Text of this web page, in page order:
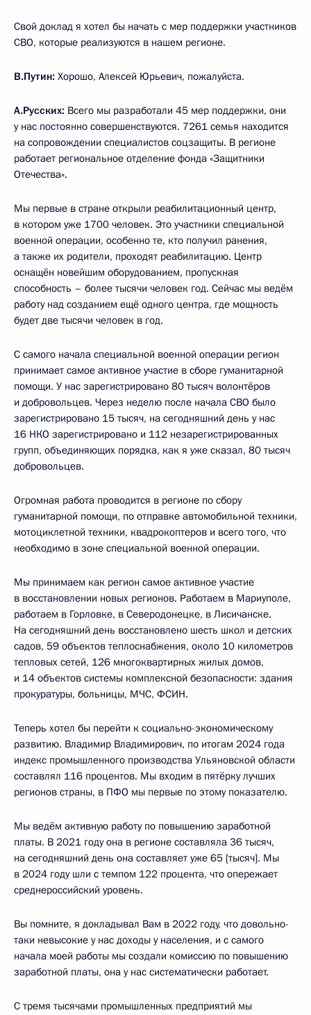
Свой доклад я хотел бы начать с мер поддержки участников
СВО, которые реализуются в нашем регионе.
В.Путин: Хорошо, Алексей Юрьевич, пожалуйста.
А.Русских: Всего мы разработали 45 мер поддержки, они
у нас постоянно совершенствуются. 7261 семья находится
на сопровождении специалистов соцзащиты. В регионе
работает региональное отделение фонда «Защитники
Отечества».
Мы первые в стране открыли реабилитационный центр,
в котором уже 1700 человек. Это участники специальной
военной операции, особенно те, кто получил ранения,
а также их родители, проходят реабилитацию. Центр
оснащён новейшим оборудованием, пропускная
способность – более тысячи человек год. Сейчас мы ведём
работу над созданием ещё одного центра, где мощность
будет две тысячи человек в год.
С самого начала специальной военной операции регион
принимает самое активное участие в сборе гуманитарной
помощи. У нас зарегистрировано 80 тысяч волонтёров
и добровольцев. Через неделю после начала СВО было
зарегистрировано 15 тысяч, на сегодняшний день у нас
16 НКО зарегистрировано и 112 незарегистрированных
групп, объединяющих порядка, как я уже сказал, 80 тысяч
добровольцев.
Огромная работа проводится в регионе по сбору
гуманитарной помощи, по отправке автомобильной техники,
мотоциклетной техники, квадрокоптеров и всего того, что
необходимо в зоне специальной военной операции.
Мы принимаем как регион самое активное участие
в восстановлении новых регионов. Работаем в Мариуполе,
работаем в Горловке, в Северодонецке, в Лисичанске.
На сегодняшний день восстановлено шесть школ и детских
садов, 59 объектов теплоснабжения, около 10 километров
тепловых сетей, 126 многоквартирных жилых домов,
и 14 объектов системы комплексной безопасности: здания
прокуратуры, больницы, МЧС, ФСИН.
Теперь хотел бы перейти к социально-экономическому
развитию. Владимир Владимирович, по итогам 2024 года
индекс промышленного производства Ульяновской области
составлял 116 процентов. Мы входим в пятёрку лучших
регионов страны, в ПФО мы первые по этому показателю.
Мы ведём активную работу по повышению заработной
платы. В 2021 году она в регионе составляла 36 тысяч,
на сегодняшний день она составляет уже 65 [тысяч]. Мы
в 2024 году шли с темпом 122 процента, что опережает
среднероссийский уровень.
Вы помните, я докладывал Вам в 2022 году, что довольно-
таки невысокие у нас доходы у населения, и с самого
начала моей работы мы создали комиссию по повышению
заработной платы, она у нас систематически работает.
С тремя тысячами промышленных предприятий мы